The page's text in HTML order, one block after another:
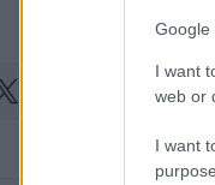
Google
I want
web or
I want